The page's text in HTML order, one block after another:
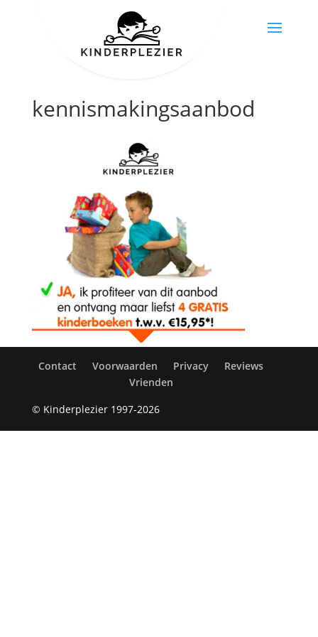
kennismakingsaanbod
Contact Voorwaarden Privacy
Reviews
Vrienden
© Kinderplezier 1997-2026